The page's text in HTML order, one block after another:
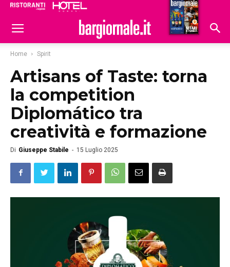
Hoteldomani
Home Spirit
Artisans of Taste: torna
la competition
Diplomático tra
creatività e formazione
Di Giuseppe Stabile - 15 Luglio 2025